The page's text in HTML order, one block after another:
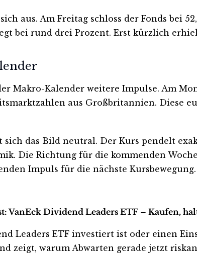
aus. Am Freitag schloss der Fonds bei
bei rund drei Prozent. Erst kürzlich
Makro-Kalender weitere Impulse. Am
aus Großbritannien. Diese
sich das Bild neutral. Der Kurs pendelt
Die Richtung für die kommenden
Impuls für die nächste Kursbewegung.
VanEck Dividend Leaders ETF – Kaufen,
Leaders ETF investiert ist oder einen
zeigt, warum Abwarten gerade jetzt